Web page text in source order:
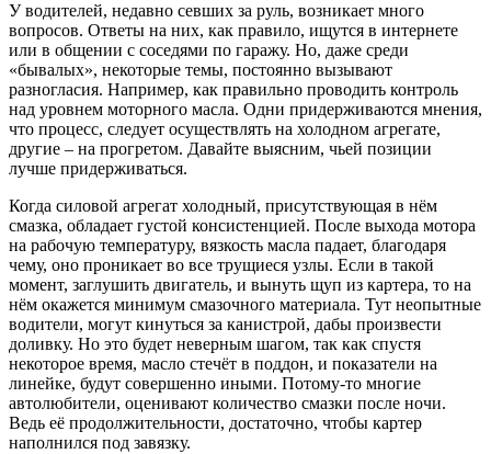
У водителей, недавно севших за руль, возникает много
вопросов. Ответы на них, как правило, ищутся в интернете
или в общении с соседями по гаражу. Но, даже среди
«бывалых», некоторые темы, постоянно вызывают
разногласия. Например, как правильно проводить контроль
над уровнем моторного масла. Одни придерживаются мнения,
что процесс, следует осуществлять на холодном агрегате,
другие – на прогретом. Давайте выясним, чьей позиции
лучше придерживаться.
Когда силовой агрегат холодный, присутствующая в нём
смазка, обладает густой консистенцией. После выхода мотора
на рабочую температуру, вязкость масла падает, благодаря
чему, оно проникает во все трущиеся узлы. Если в такой
момент, заглушить двигатель, и вынуть щуп из картера, то на
нём окажется минимум смазочного материала. Тут неопытные
водители, могут кинуться за канистрой, дабы произвести
доливку. Но это будет неверным шагом, так как спустя
некоторое время, масло стечёт в поддон, и показатели на
линейке, будут совершенно иными. Потому-то многие
автолюбители, оценивают количество смазки после ночи.
Ведь её продолжительности, достаточно, чтобы картер
наполнился под завязку.